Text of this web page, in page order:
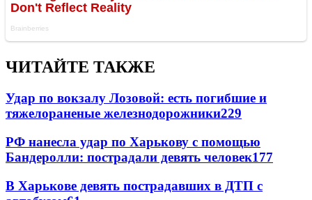
ЧИТАЙТЕ ТАКЖЕ
Удар по вокзалу Лозовой: есть погибшие и
тяжелораненые железнодорожники229
РФ нанесла удар по Харькову с помощью
Бандеролли: пострадали девять человек177
В Харькове девять пострадавших в ДТП с